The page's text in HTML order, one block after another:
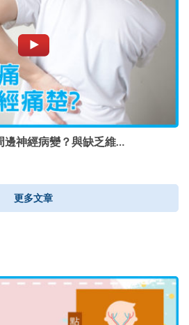
邊神經病變？與缺乏維…
更多文章